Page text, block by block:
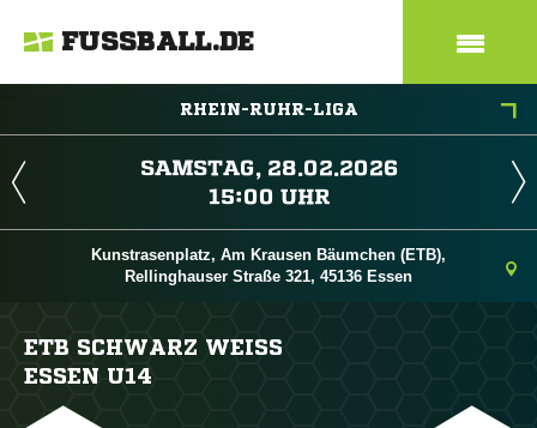
FUSSBALL.DE
RHEIN-RUHR-LIGA
 
 
Kunstrasenplatz, Am Krausen Bäumchen (ETB),
Rellinghauser Straße 321, 45136 Essen
ETB SCHWARZ WEISS E
SSEN U14